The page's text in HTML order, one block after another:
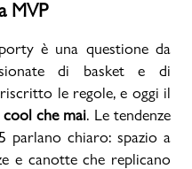
MVP
è una questione da
di basket e di
le regole, e oggi il
che mai. Le tendenze
parlano chiaro: spazio a
e canotte che replicano